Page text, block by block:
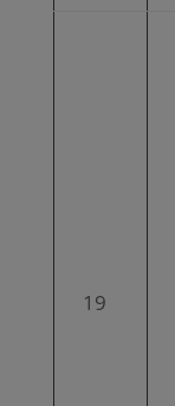
19